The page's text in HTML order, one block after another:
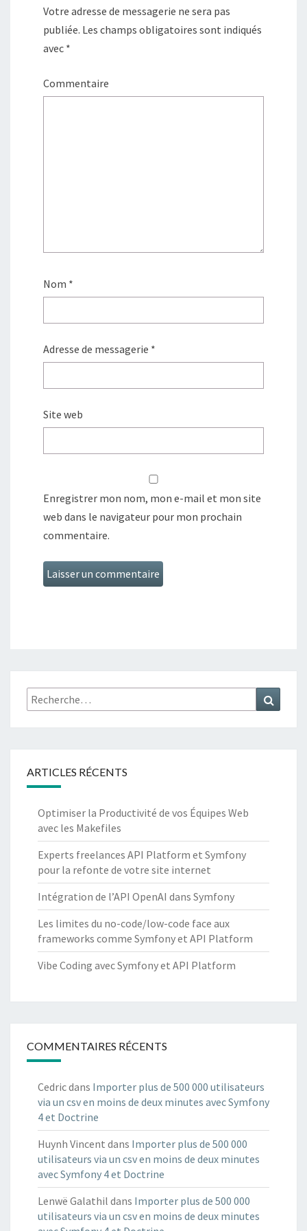
Votre adresse de messagerie ne sera pas
publiée. Les champs obligatoires sont indiqués
avec *
Commentaire
Nom *
Adresse de messagerie *
Site web
Enregistrer mon nom, mon e-mail et mon site
web dans le navigateur pour mon prochain
commentaire.
Recherche
:
ARTICLES RÉCENTS
Optimiser la Productivité de vos Équipes Web
avec les Makefiles
Experts freelances API Platform et Symfony
pour la refonte de votre site internet
Intégration de l’API OpenAI dans Symfony
Les limites du no-code/low-code face aux
frameworks comme Symfony et API Platform
Vibe Coding avec Symfony et API Platform
COMMENTAIRES RÉCENTS
Cedricdans Importer plus de 500 000 utilisateurs
via un csv en moins de deux minutes avec Symfony
4 et Doctrine
Huynh Vincent dans Importer plus de 500 000
utilisateurs via un csv en moins de deux minutes
avec Symfony 4 et Doctrine
Lenwë Galathil dans Importer plus de 500 000
utilisateurs via un csv en moins de deux minutes